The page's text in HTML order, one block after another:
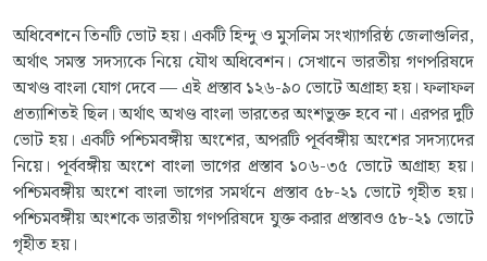
অধিবেশনে তিনটি ভোট হয়। একটি হিন্দু ও মুসলিম সংখ্যাগরিষ্ঠ জেলাগুলির,
অর্থাৎ সমস্ত সদস্যকে নিয়ে যৌথ অধিবেশন। সেখানে ভারতীয় গণপরিষদে
অখণ্ড বাংলা যোগ দেবে — এই প্রস্তাব ১২৬-৯০ ভোটে অগ্রাহ্য হয়। ফলাফল
প্রত্যাশিতই ছিল। অর্থাৎ ‌অখণ্ড বাংলা ভারতের অংশভুক্ত হবে না। এরপর দুটি
ভোট হয়। একটি পশ্চিমবঙ্গীয় অংশের, অপরটি পূর্ববঙ্গীয় অংশের সদস্যদের
নিয়ে। পূর্ববঙ্গীয় অংশে বাংলা ভাগের প্রস্তাব ১০৬-৩৫ ভোটে অগ্রাহ্য হয়।
পশ্চিমবঙ্গীয় অংশে বাংলা ভাগের সমর্থনে প্রস্তাব ৫৮-২১ ভোটে গৃহীত হয়।
পশ্চিমবঙ্গীয় অংশকে ভারতীয় গণপরিষদে যুক্ত করার প্রস্তাবও ৫৮-২১ ভোটে
গৃহীত হয়।